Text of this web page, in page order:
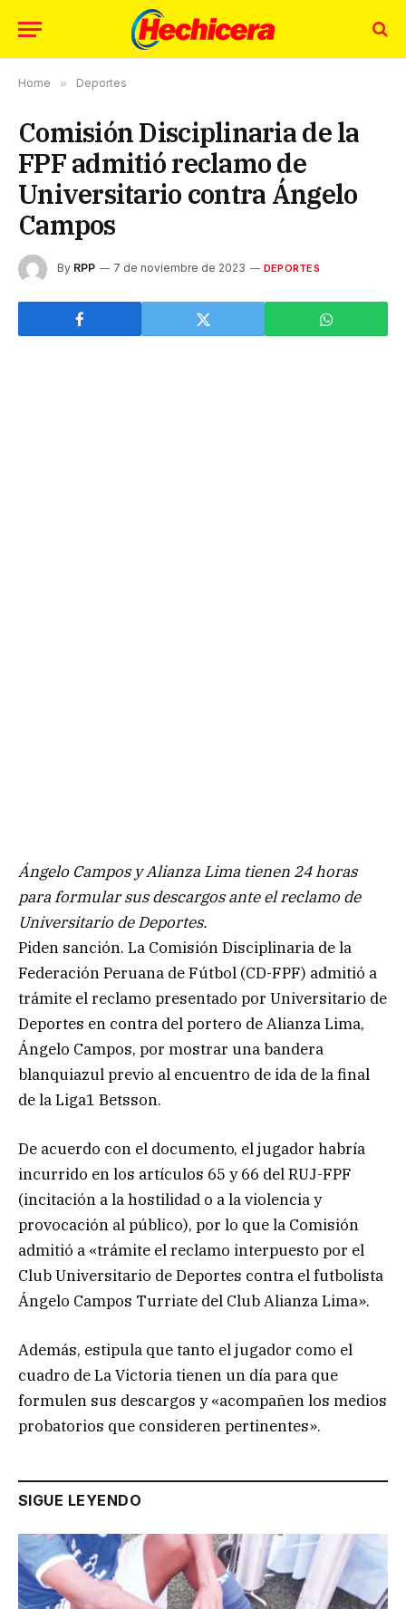
Home » Deportes
Comisión Disciplinaria de la
FPF admitió reclamo de
Universitario contra Ángelo
Campos
By RPP 7 de noviembre de 2023 DEPORTES
Ángelo Campos y Alianza Lima tienen 24 horas
para formular sus descargos ante el reclamo de
Universitario de Deportes.
Piden sanción. La Comisión Disciplinaria de la
Federación Peruana de Fútbol (CD-FPF) admitió a
trámite el reclamo presentado por Universitario de
Deportes en contra del portero de Alianza Lima,
Ángelo Campos, por mostrar una bandera
blanquiazul previo al encuentro de ida de la final
de la Liga1 Betsson.
De acuerdo con el documento, el jugador habría
incurrido en los artículos 65 y 66 del RUJ-FPF
(incitación a la hostilidad o a la violencia y
provocación al público), por lo que la Comisión
admitió a «trámite el reclamo interpuesto por el
Club Universitario de Deportes contra el futbolista
Ángelo Campos Turriate del Club Alianza Lima».
Además, estipula que tanto el jugador como el
cuadro de La Victoria tienen un día para que
formulen sus descargos y «acompañen los medios
probatorios que consideren pertinentes».
SIGUE LEYENDO